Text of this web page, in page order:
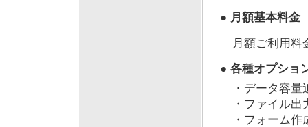
● 月額基本料金
月額ご利用
● 各種オプショ
・データ容
・ファイル
・フォーム